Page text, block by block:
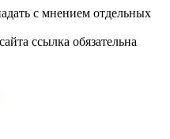
с мнением отдельных
ссылка обязательна